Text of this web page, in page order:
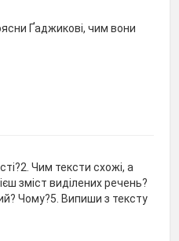
Ґаджикові, чим вони
Чим тексти схожі, а
зміст виділених речень?
Чому?5. Випиши з тексту